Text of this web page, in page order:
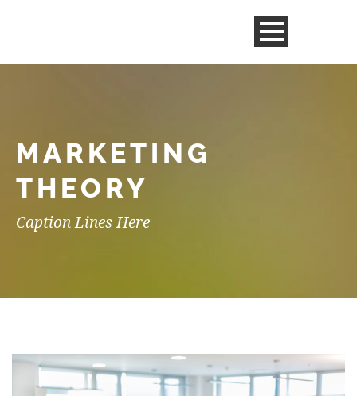
MARKETING
THEORY
Caption Lines Here